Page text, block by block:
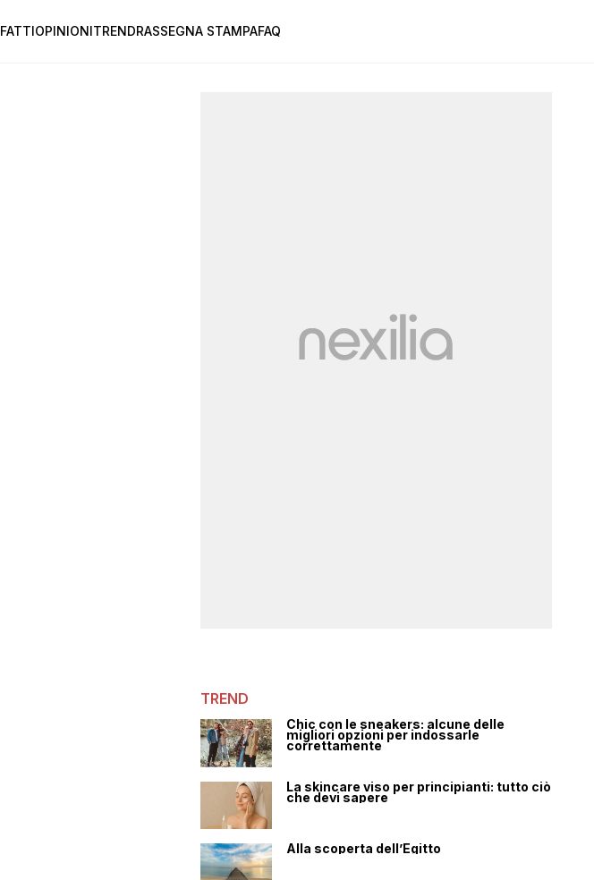
FATTIOPINIONITRENDRASSEGNA STAMPAFAQ
TREND
Chic con le sneakers: alcune delle
migliori opzioni per indossarle
correttamente
La skincare viso per principianti: tutto ciò
che devi sapere
Alla scoperta dell’Egitto